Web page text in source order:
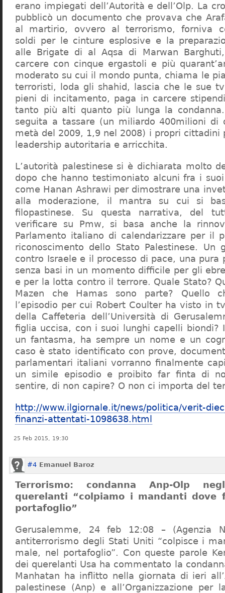
erano impiegati dell’Autorità e dell’Olp. La
pubblicò un documento che provava che
al martirio, ovvero al terrorismo, forniva
soldi per le cinture esplosive e la
alle Brigate di al Aqsa di Marwan
carcere con cinque ergastoli e più
moderato su cui il mondo punta, chiama le
terroristi, loda gli shahid, lascia che le sue
pieni di incitamento, paga in carcere
tanto più alti quanto più lunga la
seguita a tassare (un miliardo 400milioni di
metà del 2009, 1,9 nel 2008) i propri cittadini
leadership autoritaria e arricchita.
L’autorità palestinese si è dichiarata molto
dopo che hanno testimoniato alcuni fra i
come Hanan Ashrawi per dimostrare una
alla moderazione, il mantra su cui si
filopastinese. Su questa narrativa, del
verificare su Pmw, si basa anche la
Parlamento italiano di calendarizzare per il
riconoscimento dello Stato Palestinese. Un
contro Israele e il processo di pace, una pura
senza basi in un momento difficile per gli
e per la lotta contro il terrore. Quale Stato?
Mazen che Hamas sono parte? Quello
l’episodio per cui Robert Coulter ha visto in
della Caffeteria dell’Università di
figlia uccisa, con i suoi lunghi capelli biondi?
un fantasma, ha sempre un nome e un
caso è stato identificato con prove,
parlamentari italiani vorranno finalmente
un simile episodio e proibito far finta di
sentire, di non capire? O non ci importa del
http://www.ilgiornale.it/news/politica/verit-
finanzi-attentati-1098638.html
25 Feb 2015, 19:30
#4 Emanuel Baroz
Terrorismo: condanna Anp-Olp
querelanti “colpiamo i mandanti dove
portafoglio”
Gerusalemme, 24 feb 12:08 – (Agenzia
antiterrorismo degli Stati Uniti “colpisce i
male, nel portafoglio”. Con queste parole
dei querelanti Usa ha commentato la
Manhatan ha inflitto nella giornata di ieri
palestinese (Anp) e all’Organizzazione per